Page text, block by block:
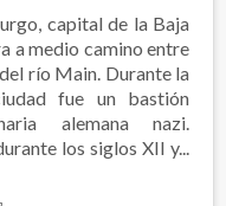
capital de la Baja
a medio camino entre
río Main. Durante la
fue un bastión
alemana nazi.
los siglos XII y...